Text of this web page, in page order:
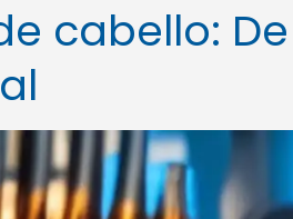
cabello: De